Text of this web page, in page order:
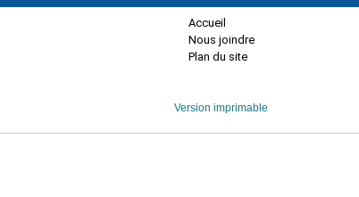
Accueil
Nous joindre
Plan du site
Version imprimable